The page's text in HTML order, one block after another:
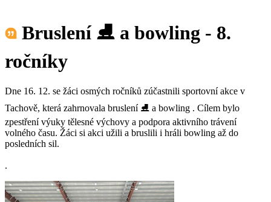
Bruslení ⛸️ a bowling - 8.
ročníky
Dne 16. 12. se žáci osmých ročníků zúčastnili sportovní akce v
Tachově, která zahrnovala bruslení ⛸️ a bowling . Cílem bylo
zpestření výuky tělesné výchovy a podpora aktivního trávení
volného času. Žáci si akci užili a bruslili i hráli bowling až do
posledních sil.
.